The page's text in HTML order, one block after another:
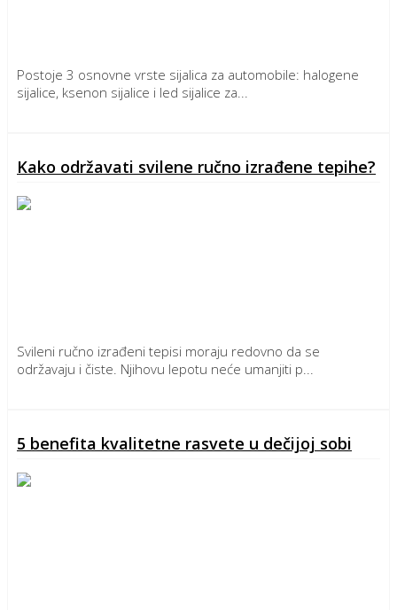
Postoje 3 osnovne vrste sijalica za automobile: halogene
sijalice, ksenon sijalice i led sijalice za...
Kako održavati svilene ručno izrađene tepihe?
Svileni ručno izrađeni tepisi moraju redovno da se
održavaju i čiste. Njihovu lepotu neće umanjiti p...
5 benefita kvalitetne rasvete u dečijoj sobi